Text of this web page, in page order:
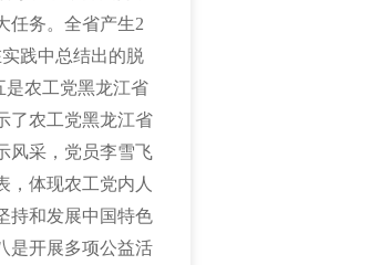
任务。全省产生2
践中总结出的脱
是农工党黑龙江省
了农工党黑龙江省
风采，党员李雪飞
，体现农工党内人
持和发展中国特色
是开展多项公益活